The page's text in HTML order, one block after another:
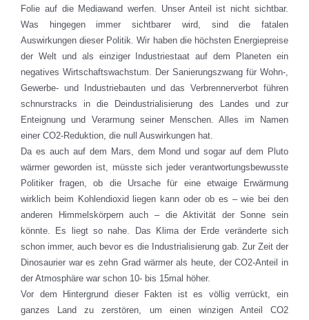
Folie auf die Mediawand werfen. Unser Anteil ist nicht sichtbar.
Was hingegen immer sichtbarer wird, sind die fatalen
Auswirkungen dieser Politik. Wir haben die höchsten Energiepreise
der Welt und als einziger Industriestaat auf dem Planeten ein
negatives Wirtschaftswachstum. Der Sanierungszwang für Wohn-,
Gewerbe- und Industriebauten und das Verbrennerverbot führen
schnurstracks in die Deindustrialisierung des Landes und zur
Enteignung und Verarmung seiner Menschen. Alles im Namen
einer CO2-Reduktion, die null Auswirkungen hat.
Da es auch auf dem Mars, dem Mond und sogar auf dem Pluto
wärmer geworden ist, müsste sich jeder verantwortungsbewusste
Politiker fragen, ob die Ursache für eine etwaige Erwärmung
wirklich beim Kohlendioxid liegen kann oder ob es – wie bei den
anderen Himmelskörpern auch – die Aktivität der Sonne sein
könnte. Es liegt so nahe. Das Klima der Erde veränderte sich
schon immer, auch bevor es die Industrialisierung gab. Zur Zeit der
Dinosaurier war es zehn Grad wärmer als heute, der CO2-Anteil in
der Atmosphäre war schon 10- bis 15mal höher.
Vor dem Hintergrund dieser Fakten ist es völlig verrückt, ein
ganzes Land zu zerstören, um einen winzigen Anteil CO2